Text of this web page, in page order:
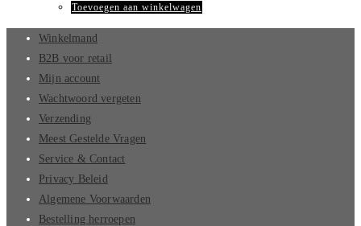
Toevoegen aan winkelwagen
Winkelmand
B2B voor retail
Mijn account
Wachtwoord vergeten
Verzending
Meest Gestelde Vragen
Service & Contact
Privacy Beleid
Algemene Voorwaarden
Bestelling herroepen